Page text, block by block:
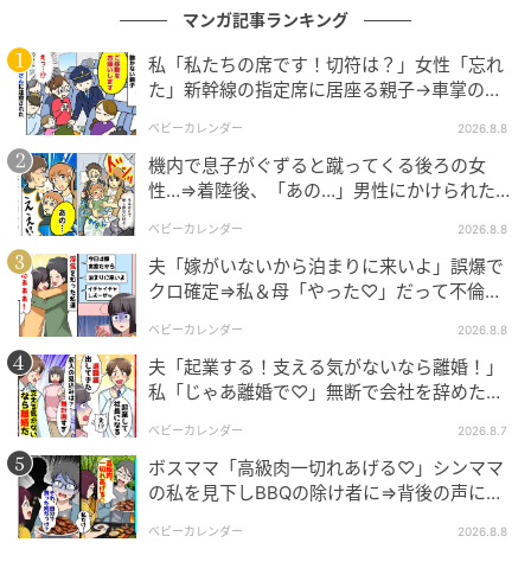
Ray(レイ)
お酒も進み、「このまま新しい恋に進めるかもしれな
い」そんな前向きな気持ちにまでなっていたのです。
嫌なことを忘れ、このまま楽しい夜になる――。その
ときの私は、完全に油断していました。
合コン会場に現れた“まさかの人物”
合コンが最も盛り上がっていたときでした。
ふと店の入り口に目を向けた瞬間、私は凍りつきまし
た。
そこに現れたのは、なんと、今日別れ話をする予定だ
った彼だったのです。私は大パニックになり、慌てて
マンガ記事ランキング
私「私たちの席です！切符は？」女性「忘れ
た」新幹線の指定席に居座る親子→車掌の注
ベビーカレンダー 2026.8.8
機内で息子がぐずると蹴ってくる後ろの女
性…⇒着陸後、「あの…」男性にかけられた驚
ベビーカレンダー 2026.8.8
夫「嫁がいないから泊まりに来いよ」誤爆で
クロ確定⇒私＆母「やった♡」だって不倫相
ベビーカレンダー 2026.8.8
夫「起業する！支える気がないなら離婚！」
私「じゃあ離婚で♡」無断で会社を辞めた元
ベビーカレンダー 2026.8.7
ボスママ「高級肉一切れあげる♡」シンママ
の私を見下しBBQの除け者に⇒背後の声に突
ベビーカレンダー 2026.8.8